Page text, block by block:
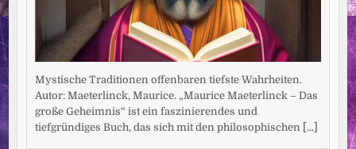
Mystische Traditionen offenbaren tiefste Wahrheiten.
Autor: Maeterlinck, Maurice. „Maurice Maeterlinck – Das
große Geheimnis“ ist ein faszinierendes und
tiefgründiges Buch, das sich mit den philosophischen [...]